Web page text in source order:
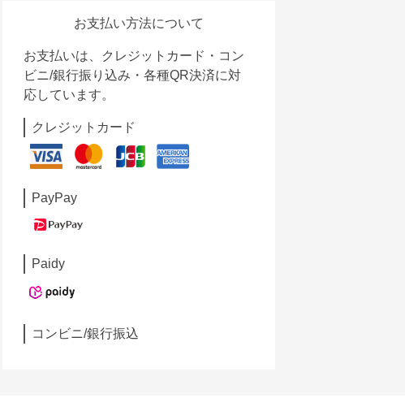
お支払い方法について
お支払いは、クレジットカード・コン
ビニ/銀行振り込み・各種QR決済に対
応しています。
クレジットカード
PayPay
Paidy
コンビニ/銀行振込